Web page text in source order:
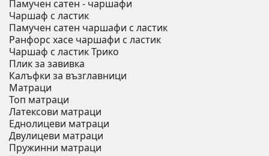
Памучен сатен - чаршафи
Чаршаф с ластик
Памучен сатен чаршафи с ластик
Ранфорс хасе чаршафи с ластик
Чаршаф с ластик Трико
Плик за завивкa
Калъфки за възглавници
Матраци
Топ матраци
Латексови матраци
Еднолицеви матраци
Двулицеви матраци
Пружинни матраци